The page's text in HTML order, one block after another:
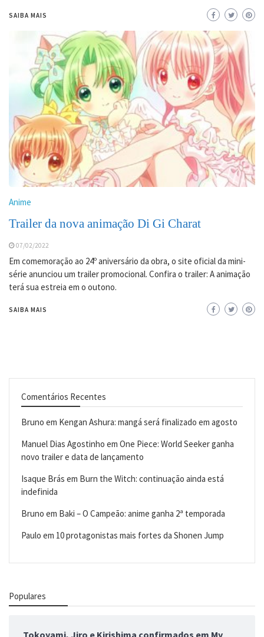
SAIBA MAIS
Anime
Trailer da nova animação Di Gi Charat
07/02/2022
Em comemoração ao 24º aniversário da obra, o site oficial da mini-
série anunciou um trailer promocional. Confira o trailer: A animação
terá sua estreia em o outono.
SAIBA MAIS
Comentários Recentes
Bruno em Kengan Ashura: mangá será finalizado em agosto
Manuel Dias Agostinho em One Piece: World Seeker ganha
novo trailer e data de lançamento
Isaque Brás em Burn the Witch: continuação ainda está
indefinida
Bruno em Baki – O Campeão: anime ganha 2ª temporada
Paulo em 10 protagonistas mais fortes da Shonen Jump
Populares
Tokoyami, Jiro e Kirishima confirmados em My